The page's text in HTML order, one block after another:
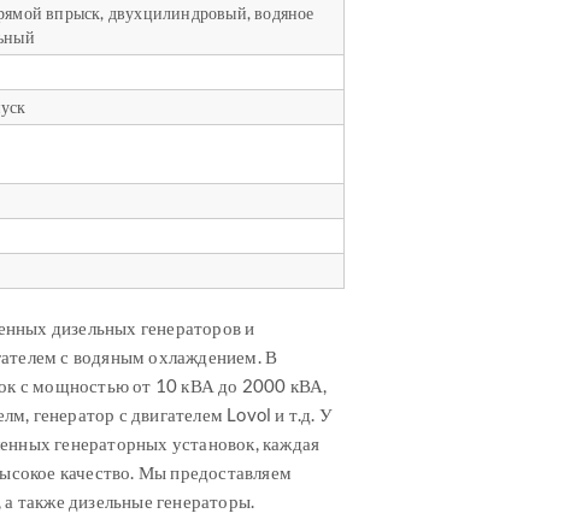
впрыск, двухцилиндровый, водяное
дизельных генераторов и
с водяным охлаждением. В
с мощностью от 10 кВА до 2000 кВА,
генератор с двигателем Lovol и т.д. У
генераторных установок, каждая
качество. Мы предоставляем
также дизельные генераторы.